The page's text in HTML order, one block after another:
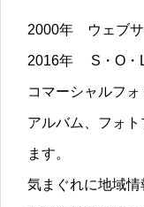
2000年 ウェブサ
2016年 S・O・
コマーシャルフ
アルバム、フォ
ます。
気まぐれに地域情